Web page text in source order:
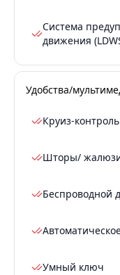
Система
движения
Удобства/
Круиз-контроль
Шторы/
Беспроводной
Умный ключ